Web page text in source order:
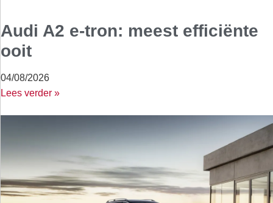
Audi A2 e-tron: meest efficiënte
ooit
04/08/2026
Lees verder »